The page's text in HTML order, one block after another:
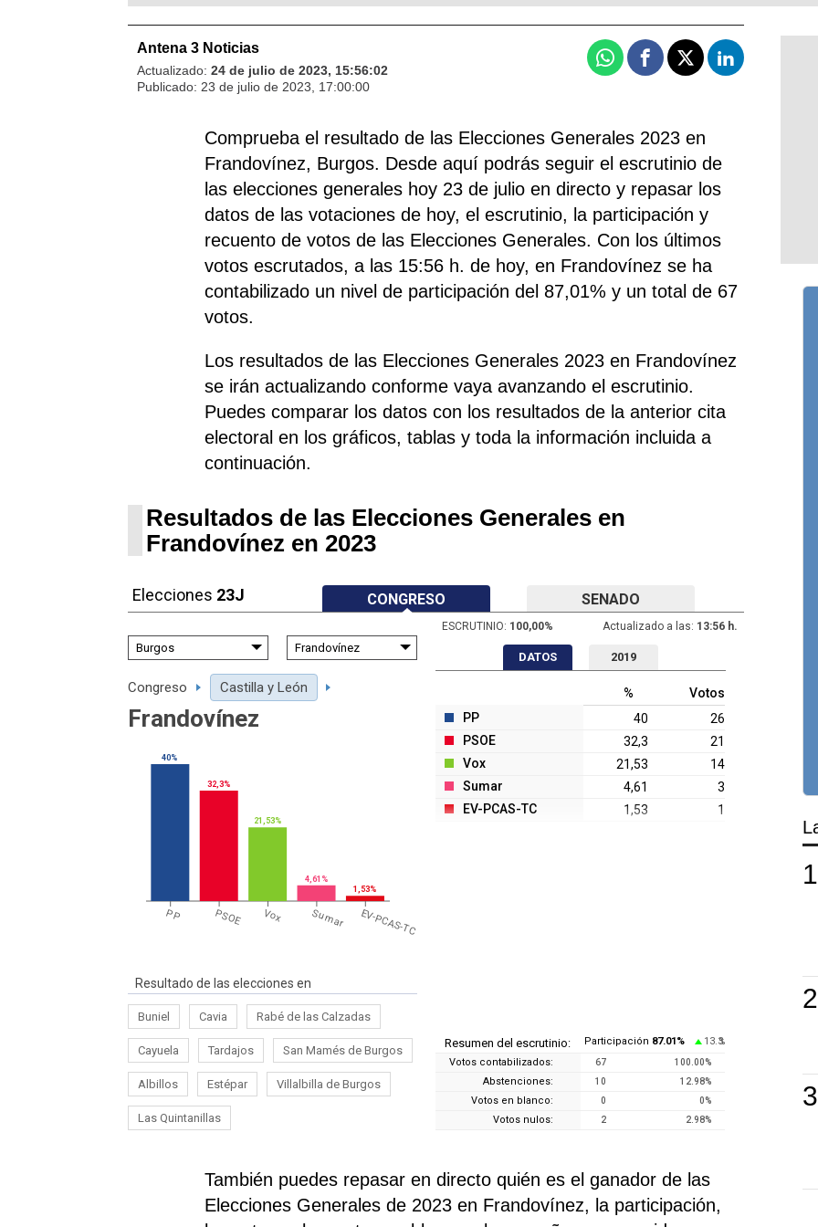
Antena 3 Noticias
Actualizado: 24 de julio de 2023, 15:56:02
Publicado: 23 de julio de 2023, 17:00:00
WhatsappFacebook
X Linkedin
Comprueba el resultado de las Elecciones Generales 2023 en
Frandovínez, Burgos. Desde aquí podrás seguir el escrutinio de
las elecciones generales hoy 23 de julio en directo y repasar los
datos de las votaciones de hoy, el escrutinio, la participación y
recuento de votos de las Elecciones Generales. Con los últimos
votos escrutados, a las 15:56 h. de hoy, en Frandovínez se ha
contabilizado un nivel de participación del 87,01% y un total de 67
votos.
Los resultados de las Elecciones Generales 2023 en Frandovínez
se irán actualizando conforme vaya avanzando el escrutinio.
Puedes comparar los datos con los resultados de la anterior cita
electoral en los gráficos, tablas y toda la información incluida a
continuación.
Resultados de las Elecciones Generales en
Frandovínez en 2023
Elecciones 23J CONGRESO SENADO
ESCRUTINIO: 100,00% Actualizado a las: 13:56 h.
Congreso Castilla y León
Frandovínez
PP PSOE Vox Sumar EV-PCAS-TC
40%
32,3%
21,53%
4,61%
1,53%
Resultado de las elecciones en
Buniel Cavia Rabé de las Calzadas
Cayuela Tardajos San Mamés de Burgos
Albillos Estépar Villalbilla de Burgos
Las Quintanillas
DATOS 2019
%
Votos
PP
40
26
PSOE
32,3
21
Vox
21,53
14
Sumar
4,61
3
EV-PCAS-TC
1,53 1
Resumen del escrutinio: Participación 87.01% 13.3%
Votos contabilizados: 67 100.00%
Abstenciones: 10 12.98%
Votos en blanco: 0 0%
Votos nulos: 2 2.98%
También puedes repasar en directo quién es el ganador de las
Elecciones Generales de 2023 en Frandovínez, la participación,